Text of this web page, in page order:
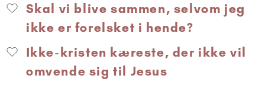
Skal vi blive sammen, selvom jeg
ikke er forelsket i hende?
Ikke-kristen kæreste, der ikke vil
omvende sig til Jesus